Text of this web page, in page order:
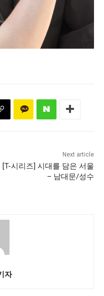
Next article
[T-시리즈] 시대를 담은 서울
– 남대문/성수
자